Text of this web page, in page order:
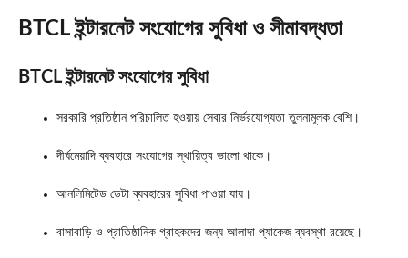
BTCL ইন্টারনেট সংযোগের সুবিধা ও সীমাবদ্ধতা
BTCL ইন্টারনেট সংযোগের সুবিধা
সরকারি প্রতিষ্ঠান পরিচালিত হওয়ায় সেবার নির্ভরযোগ্যতা তুলনামূলক বেশি।
দীর্ঘমেয়াদি ব্যবহারে সংযোগের স্থায়িত্ব ভালো থাকে।
আনলিমিটেড ডেটা ব্যবহারের সুবিধা পাওয়া যায়।
বাসাবাড়ি ও প্রাতিষ্ঠানিক গ্রাহকদের জন্য আলাদা প্যাকেজ ব্যবস্থা রয়েছে।